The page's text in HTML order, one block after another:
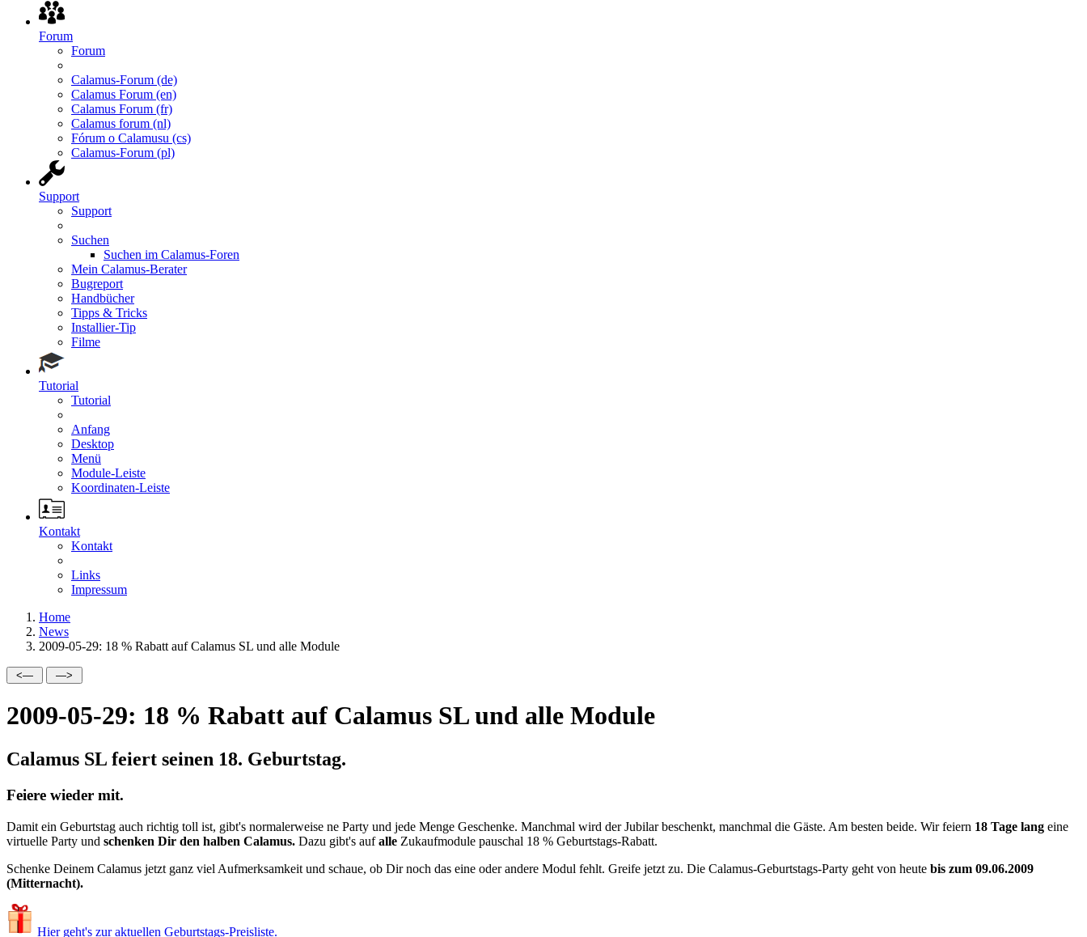
Forum
Forum
Calamus-Forum (de)
Calamus Forum (en)
Calamus Forum (fr)
Calamus forum (nl)
Fórum o Calamusu (cs)
Calamus-Forum (pl)
Support
Support
Suchen
Suchen im Calamus-Foren
Mein Calamus-Berater
Bugreport
Handbücher
Tipps & Tricks
Installier-Tip
Filme
Tutorial
Tutorial
Anfang
Desktop
Menü
Module-Leiste
Koordinaten-Leiste
Kontakt
Kontakt
Links
Impressum
Home
News
2009-05-29: 18 % Rabatt auf Calamus SL und alle Module
2009-05-29: 18 % Rabatt auf Calamus SL und alle Module
Calamus SL feiert seinen 18. Geburtstag.
Feiere wieder mit.
Damit ein Geburtstag auch richtig toll ist, gibt's normalerweise ne Party und jede Menge Geschenke. Manchmal wird der Jubilar beschenkt, manchmal die Gäste. Am besten beide. Wir feiern 18 Tage lang eine
virtuelle Party und schenken Dir den halben Calamus. Dazu gibt's aufalle Zukaufmodule pauschal 18 % Geburtstags-Rabatt.
Schenke Deinem Calamus jetzt ganz viel Aufmerksamkeit und schaue, ob Dir noch das eine oder andere Modul fehlt. Greife jetzt zu. Die Calamus-Geburtstags-Party geht von heute bis zum 09.06.2009
(Mitternacht).
Hier geht's zur aktuellen Geburtstags-Preisliste.